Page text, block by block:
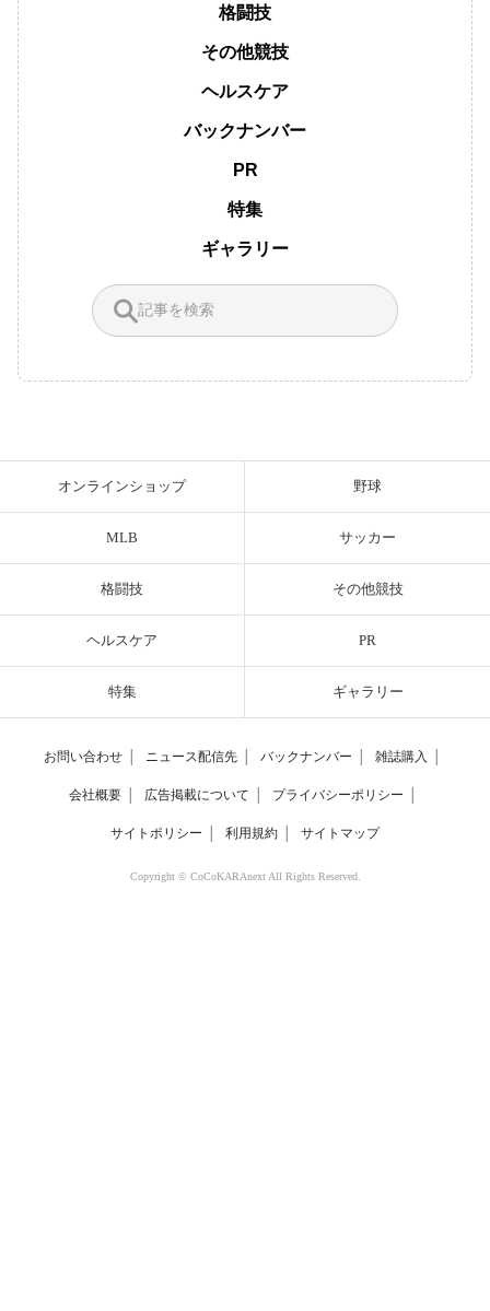
格闘技
その他競技
ヘルスケア
バックナンバー
PR
特集
ギャラリー
オンラインショップ 野球
MLB サッカー
格闘技 その他競技
ヘルスケア PR
特集 ギャラリー
お問い合わせ ニュース配信先 バックナンバー 雑誌購入
会社概要 広告掲載について プライバシーポリシー
サイトポリシー 利用規約 サイトマップ
Copyright © CoCoKARAnext All Rights Reserved.